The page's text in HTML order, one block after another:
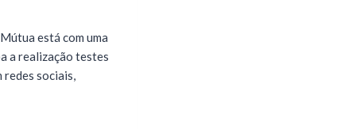
está com uma
a realização testes
redes sociais,